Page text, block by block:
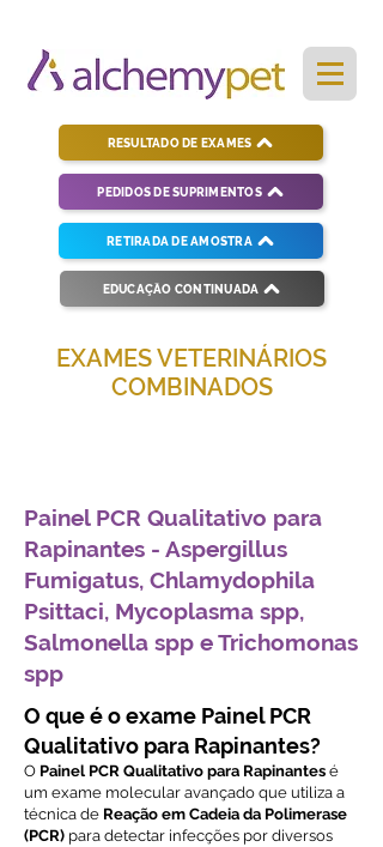
PEDIDOS DE SUPRIMENTOS
RESULTADO DE EXAMES
RETIRADA DE AMOSTRA
EDUCAÇÃO CONTINUADA
EXAMES VETERINÁRIOS
COMBINADOS
Painel PCR Qualitativo para
Rapinantes - Aspergillus
Fumigatus, Chlamydophila
Psittaci, Mycoplasma spp,
Salmonella spp e Trichomonas
spp
O que é o exame Painel PCR
Qualitativo para Rapinantes?
O Painel PCR Qualitativo para Rapinantes é
um exame molecular avançado que utiliza a
técnica de Reação em Cadeia da Polimerase
(PCR) para detectar infecções por diversos